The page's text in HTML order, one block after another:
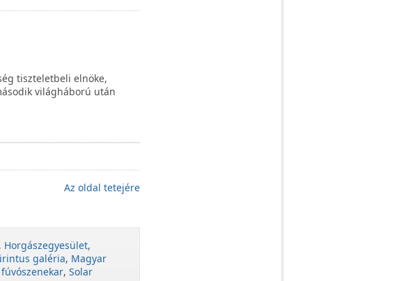
tiszteletbeli elnöke,
világháború után
Az oldal tetejére
, Horgászegyesület,
galéria, Magyar
, Solar